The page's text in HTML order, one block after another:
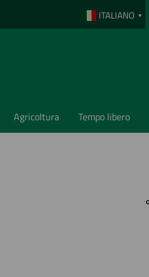
ITALIANO ▼
Agricoltura Tempo libero